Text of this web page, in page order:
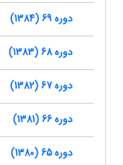
دوره 69 (1384)
دوره 68 (1383)
دوره 67 (1382)
دوره 66 (1381)
دوره 65 (1380)